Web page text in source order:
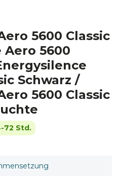
5600 Classic
5600
Schwarz /
5600 Classic
72 Std.